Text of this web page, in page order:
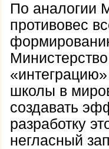
По аналогии
противовес
школы в
создавать
разработку
негласный